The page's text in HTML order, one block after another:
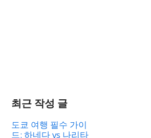
최근 작성 글
도쿄 여행 필수 가이
드: 하네다 vs 나리타